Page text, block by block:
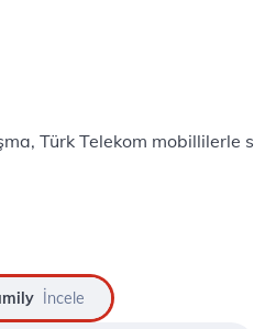
Türk Telekom mobillilerle
İncele